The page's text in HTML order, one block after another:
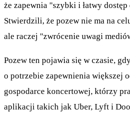
że zapewnia "szybki i łatwy
Stwierdzili, że pozew nie ma na
ale raczej "zwrócenie uwagi
Pozew ten pojawia się w czasie,
o potrzebie zapewnienia większej
gospodarce koncertowej, którzy
aplikacji takich jak Uber, Lyft i